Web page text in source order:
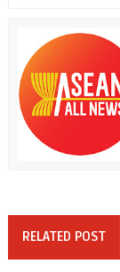
RELATED POST